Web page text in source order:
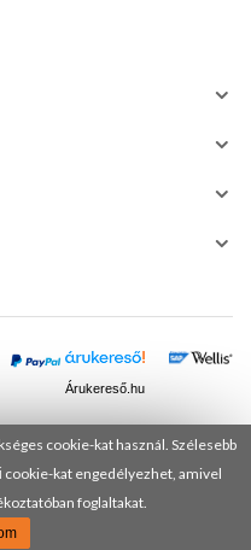
cookie-kat használ. Szélesebb
kat engedélyezhet, amivel
foglaltakat.
Árukereső.hu
DANUSA Hungary Kft.